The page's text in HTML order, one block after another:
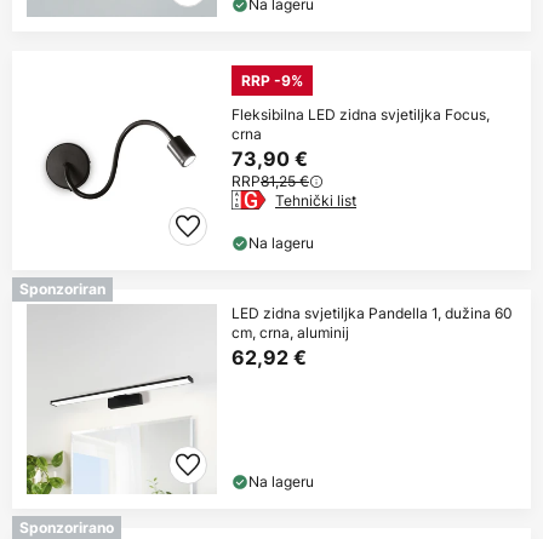
RRP -9%
Fleksibilna LED zidna svjetiljka Focus,
crna
73,90 €
RRP81,25 €
Tehnički list
Na lageru
Sponzoriran
LED zidna svjetiljka Pandella 1, dužina 60
cm, crna, aluminij
62,92 €
Na lageru
Sponzorirano